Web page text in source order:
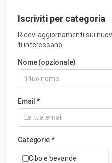
Iscriviti per categoria
Ricevi aggiornamenti sui
ti interessano.
Nome (opzionale)
Email *
Categorie *
Cibo e bevande